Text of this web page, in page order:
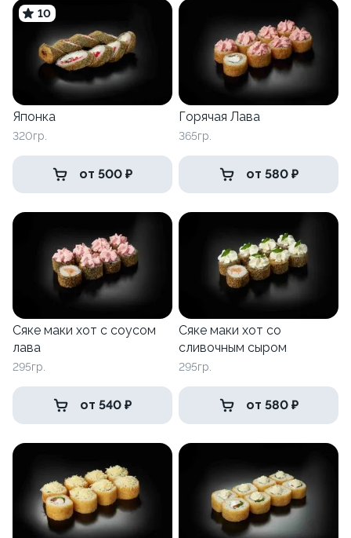
10
Японка
320гр.
от 500 ₽
Горячая Лава
365гр.
от 580 ₽
Сяке маки хот с соусом
лава
295гр.
от 540 ₽
Сяке маки хот со
сливочным сыром
295гр.
от 580 ₽